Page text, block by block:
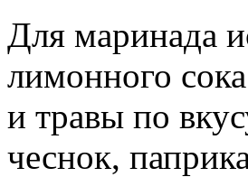
Для маринада
лимонного
и травы по
чеснок,